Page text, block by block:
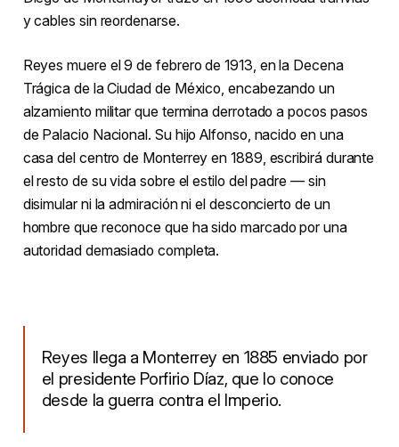
y cables sin reordenarse.
Reyes muere el 9 de febrero de 1913, en la Decena
Trágica de la Ciudad de México, encabezando un
alzamiento militar que termina derrotado a pocos pasos
de Palacio Nacional. Su hijo Alfonso, nacido en una
casa del centro de Monterrey en 1889, escribirá durante
el resto de su vida sobre el estilo del padre — sin
disimular ni la admiración ni el desconcierto de un
hombre que reconoce que ha sido marcado por una
autoridad demasiado completa.
Reyes llega a Monterrey en 1885 enviado por
el presidente Porfirio Díaz, que lo conoce
desde la guerra contra el Imperio.